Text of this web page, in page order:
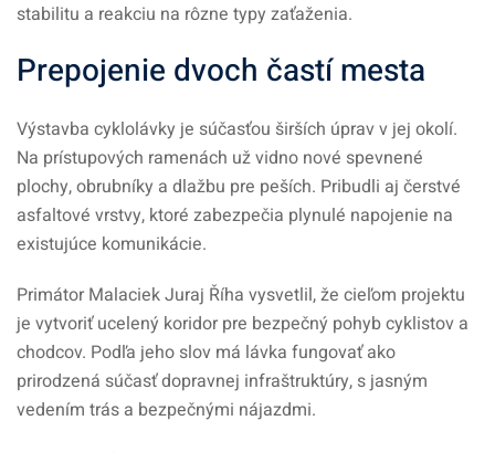
stabilitu a reakciu na rôzne typy zaťaženia.
Prepojenie dvoch častí mesta
Výstavba cyklolávky je súčasťou širších úprav v jej okolí.
Na prístupových ramenách už vidno nové spevnené
plochy, obrubníky a dlažbu pre peších. Pribudli aj čerstvé
asfaltové vrstvy, ktoré zabezpečia plynulé napojenie na
existujúce komunikácie.
Primátor Malaciek Juraj Říha vysvetlil, že cieľom projektu
je vytvoriť ucelený koridor pre bezpečný pohyb cyklistov a
chodcov. Podľa jeho slov má lávka fungovať ako
prirodzená súčasť dopravnej infraštruktúry, s jasným
vedením trás a bezpečnými nájazdmi.